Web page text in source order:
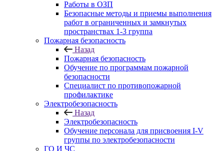
Работы в ОЗП
Безопасные методы и приемы выполнения
работ в ограниченных и замкнутых
пространствах 1-3 группа
Пожарная безопасность
Назад
Пожарная безопасность
Обучение по программам пожарной
безопасности
Специалист по противопожарной
профилактике
Электробезопасность
Назад
Электробезопасность
Обучение персонала для присвоения I-V
группы по электробезопасности
ГО И ЧС